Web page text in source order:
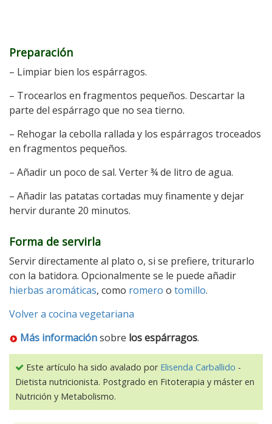
Preparación
– Limpiar bien los espárragos.
– Trocearlos en fragmentos pequeños. Descartar la
parte del espárrago que no sea tierno.
– Rehogar la cebolla rallada y los espárragos troceados
en fragmentos pequeños.
– Añadir un poco de sal. Verter ¾ de litro de agua.
– Añadir las patatas cortadas muy finamente y dejar
hervir durante 20 minutos.
Forma de servirla
Servir directamente al plato o, si se prefiere, triturarlo
con la batidora. Opcionalmente se le puede añadir
hierbas aromáticas, como romero o tomillo.
Volver a cocina vegetariana
Más informaciónsobre los espárragos.
Este artículo ha sido avalado por Elisenda Carballido -
Dietista nutricionista. Postgrado en Fitoterapia y máster en
Nutrición y Metabolismo.